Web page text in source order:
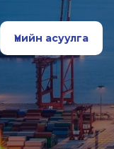
Үнийн асуулга